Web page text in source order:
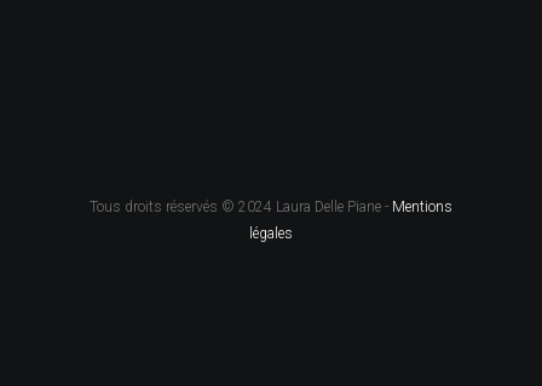
Tous droits réservés © 2024 Laura Delle Piane - Mentions
légales